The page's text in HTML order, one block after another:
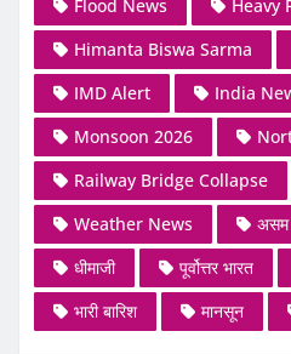
Flood News
Heavy
Himanta Biswa Sarma
IMD Alert
India
Monsoon 2026
Railway Bridge Collapse
Weather News
असम
धीमाजी
पूर्वोत्तर भारत
भारी बारिश
मानसून